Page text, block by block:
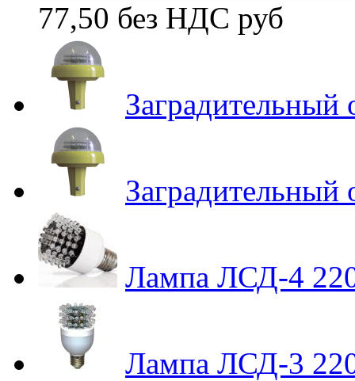
77,50 без НДС руб
Лампа ЛСД-4
Лампа ЛСД-3